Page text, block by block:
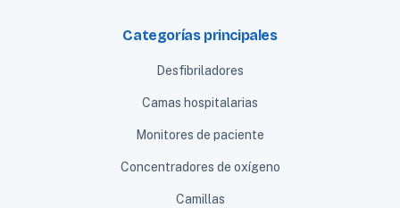
Categorías principales
Desfibriladores
Camas hospitalarias
Monitores de paciente
Concentradores de oxígeno
Camillas